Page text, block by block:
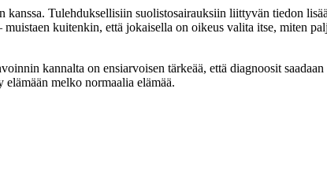
kanssa. Tulehduksellisiin suolistosairauksiin liittyvän tiedon
kuitenkin, että jokaisella on oikeus valita itse, miten
kannalta on ensiarvoisen tärkeää, että diagnoosit
melko normaalia elämää.